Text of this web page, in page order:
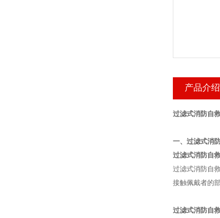
产品介绍
过滤式消防自
一、过滤式消
过滤式消防自
过滤式消防自
接触佩戴者的
过滤式消防自